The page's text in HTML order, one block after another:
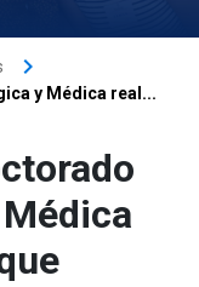
keyboard_arrow_right
y Médica real...